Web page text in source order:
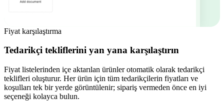
Fiyat karşılaştırma
Tedarikçi tekliflerini yan yana karşılaştırın
Fiyat listelerinden içe aktarılan ürünler otomatik olarak tedarikçi
teklifleri oluşturur. Her ürün için tüm tedarikçilerin fiyatları ve
koşulları tek bir yerde görüntülenir; sipariş vermeden önce en iyi
seçeneği kolayca bulun.